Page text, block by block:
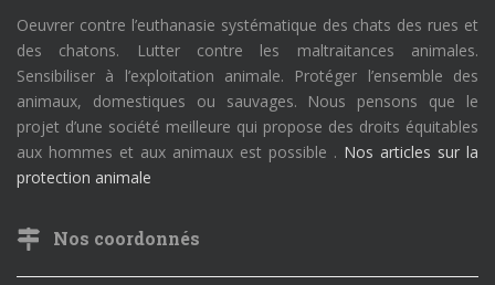
Oeuvrer contre l’euthanasie systématique des chats des rues et
des chatons. Lutter contre les maltraitances animales.
Sensibiliser à l’exploitation animale. Protéger l’ensemble des
animaux, domestiques ou sauvages. Nous pensons que le
projet d’une société meilleure qui propose des droits équitables
aux hommes et aux animaux est possible . Nos articles sur la
protection animale
Nos coordonnés